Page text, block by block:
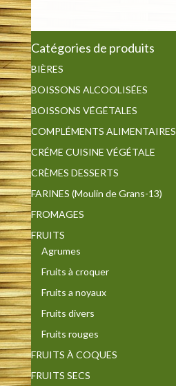
Catégories de produits
BIÈRES
BOISSONS ALCOOLISÉES
BOISSONS VÉGÉTALES
COMPLÉMENTS ALIMENTAIRES
CRÉME CUISINE VÉGÉTALE
CRÈMES DESSERTS
FARINES (Moulin de Grans-13)
FROMAGES
FRUITS
Agrumes
Fruits à croquer
Fruits a noyaux
Fruits divers
Fruits rouges
FRUITS À COQUES
FRUITS SECS